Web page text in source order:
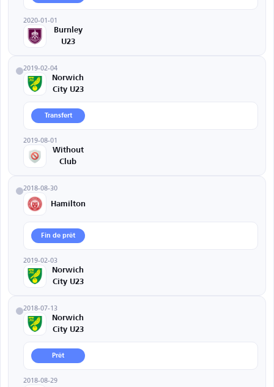
2020-01-01
Burnley
U23
2019-02-04
Norwich
City U23
Transfert
2019-08-01
Without
Club
2018-08-30
Hamilton
Fin de prêt
2019-02-03
Norwich
City U23
2018-07-13
Norwich
City U23
Prêt
2018-08-29